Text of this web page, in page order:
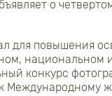
о
для повышения
национальном
конкурс
Международному